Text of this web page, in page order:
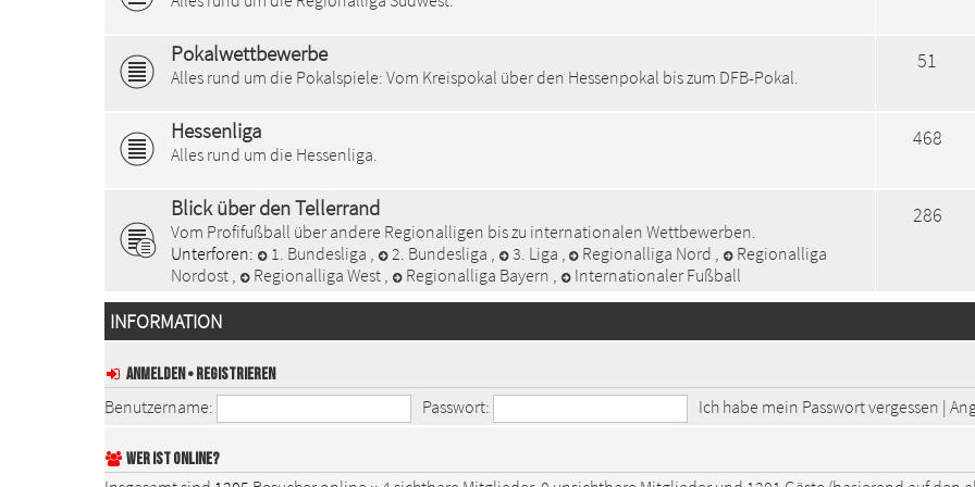
Pokalwettbewerbe
Alles rund um die Pokalspiele: Vom Kreispokal über den Hessenpokal bis zum DFB-Pokal.
51
Hessenliga
Alles rund um die Hessenliga.
468
Blick über den Tellerrand
Vom Profifußball über andere Regionalligen bis zu internationalen Wettbewerben.
Unterforen:
1. Bundesliga , 2. Bundesliga , 3. Liga , Regionalliga Nord ,
Regionalliga
Nordost , Regionalliga West , Regionalliga Bayern , Internationaler Fußball
286
INFORMATION
ANMELDEN•REGISTRIEREN
Benutzername: Passwort: Ich habe mein Passwort vergessen |
WER IST ONLINE?